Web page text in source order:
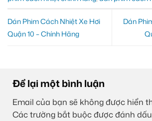
Dán Phim Cách Nhiệt Xe Hơi
Quận 10 – Chính Hãng
Dán
Để lại một bình luận
Email của bạn sẽ không được hiển
Các trường bắt buộc được đánh dấu